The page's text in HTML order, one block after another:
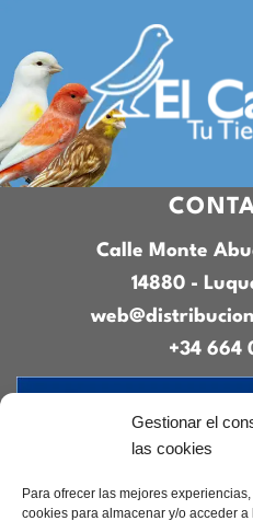
Gestionar el
las cookies
Para ofrecer las mejores
cookies para almacenar y/o acceder
Calle Monte
14880 -
+34 664